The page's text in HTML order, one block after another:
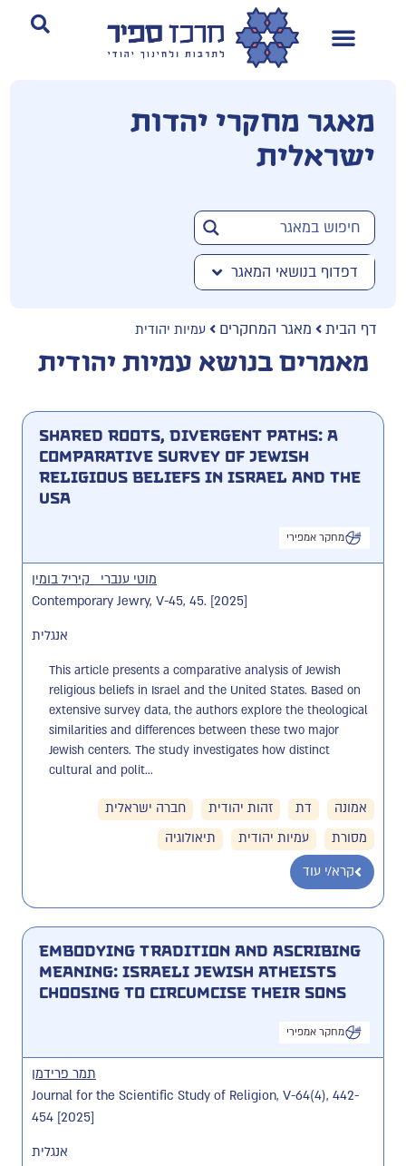
מאגר מחקרי יהדות
ישראלית
דפדוף בנושאי המאגר
דף הבית מאגר המחקרים עמיות יהודית
מאמרים בנושא עמיות יהודית
Shared Roots, Divergent Paths: A
Comparative Survey of Jewish
Religious Beliefs in Israel and the
USA
מחקר אמפירי
מוטי ענברי
קיריל בומין
Contemporary Jewry, V-45, 45. [2025]
אנגלית
This article presents a comparative analysis of Jewish
religious beliefs in Israel and the United States. Based on
extensive survey data, the authors explore the theological
similarities and differences between these two major
Jewish centers. The study investigates how distinct
cultural and polit...
אמונה דת זהות יהודית
חברה ישראלית
מסורת
עמיות יהודית
תיאולוגיה
קרא/י עוד
Embodying Tradition and Ascribing
Meaning: Israeli Jewish Atheists
Choosing to Circumcise Their Sons
מחקר אמפירי
תמר פרידמן
Journal for the Scientific Study of Religion, V-64(4), 442-
454 [2025]
אנגלית